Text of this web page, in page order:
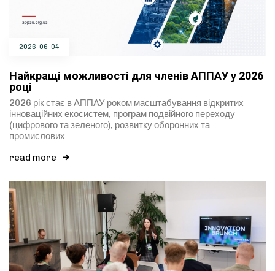
2026-06-04
Найкращі можливості для членів АППАУ у 2026
році
2026 рік стає в АППАУ роком масштабування відкритих
інноваційних екосистем, програм подвійного переходу
(цифрового та зеленого), розвитку оборонних та
промислових
read more